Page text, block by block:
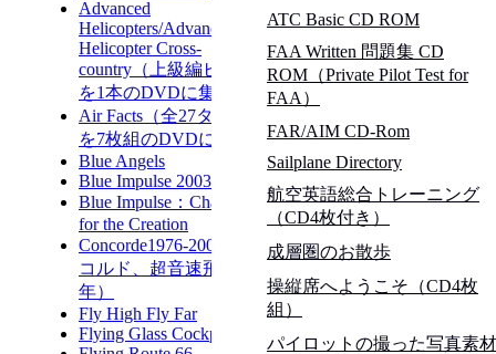
ATC Basic CD ROM
FAA Written 問題集 CD
ROM（Private Pilot Test for
FAA）
FAR/AIM CD-Rom
Sailplane Directory
航空英語総合トレーニング
（CD4枚付き）
成層圏のお散歩
操縦席へようこそ（CD4枚
組）
パイロットの撮った写真素材